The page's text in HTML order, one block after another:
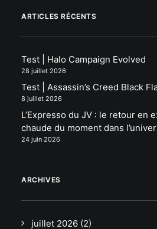
ARTICLES RÉCENTS
Test | Halo Campaign Evolved
28 juillet 2026
Test | Assassin’s Creed Black
8 juillet 2026
L’Expresso du JV : le retour en
chaude du moment dans
24 juin 2026
ARCHIVES
juillet 2026 (2)